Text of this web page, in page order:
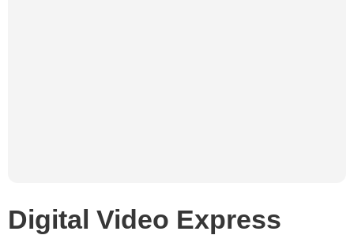
Digital Video Express